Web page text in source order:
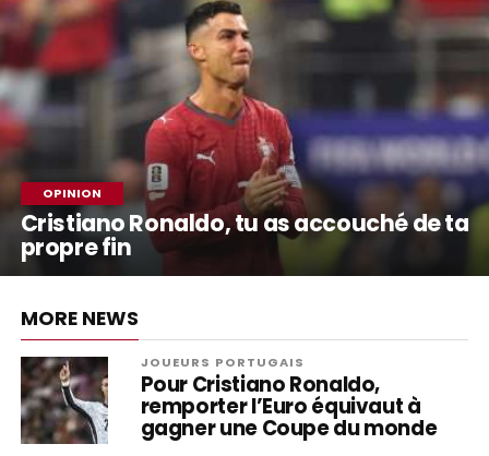
OPINION
Cristiano Ronaldo, tu as accouché de ta
propre fin
MORE NEWS
JOUEURS PORTUGAIS
Pour Cristiano Ronaldo,
remporter l’Euro équivaut à
gagner une Coupe du monde